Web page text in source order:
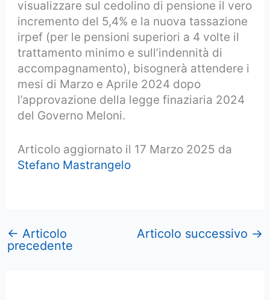
visualizzare sul cedolino di pensione il vero
incremento del 5,4% e la nuova tassazione
irpef (per le pensioni superiori a 4 volte il
trattamento minimo e sull’indennità di
accompagnamento), bisognerà attendere i
mesi di Marzo e Aprile 2024 dopo
l’approvazione della legge finaziaria 2024
del Governo Meloni.
Articolo aggiornato il 17 Marzo 2025 da
Stefano Mastrangelo
← Articolo
precedente
Articolo successivo →